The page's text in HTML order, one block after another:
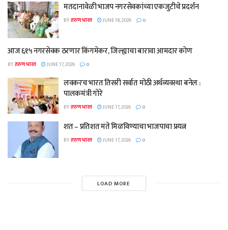
मतदानावेळी भाजप नगरसेवकांच्या एकजुटीचे प्रदर्शन
BYतरुण भारत JUNE 18, 2026 0
आज ६१५ नगरसेवक ठरणार किंगमेकर, जिल्ह्याचा बारावा आमदार कोण
BYतरुण भारत JUNE 17, 2026 0
लवकरच भारत तिसरी सर्वात मोठी अर्थव्यवस्था बनेल :
पालकमंत्री गोरे
BYतरुण भारत JUNE 17, 2026 0
शत – प्रतिशत मते मिळविण्याचा भाजपाचा प्रयत्न
BYतरुण भारत JUNE 17, 2026 0
LOAD MORE